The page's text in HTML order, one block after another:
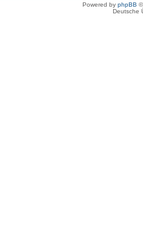
Powered by phpBB
Deutsche